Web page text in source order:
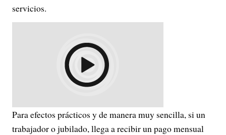
servicios.
Para efectos prácticos y de manera muy sencilla, si un
trabajador o jubilado, llega a recibir un pago mensual